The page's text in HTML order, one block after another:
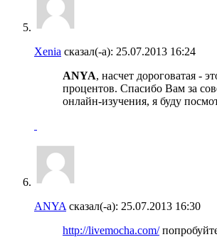
Xenia сказал(-а): 25.07.2013 16:24
ANYA, насчет дороговатая -
процентов. Спасибо Вам за
онлайн-изучения, я буду
ANYA сказал(-а): 25.07.2013 16:30
http://livemocha.com/